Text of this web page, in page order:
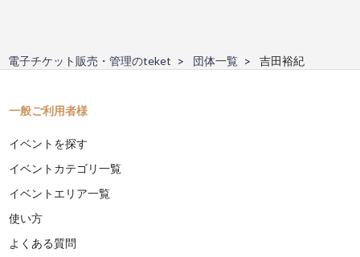
電子チケット販売・管理のteket 団体一覧 吉田裕紀
一般ご利用者様
イベントを探す
イベントカテゴリ一覧
イベントエリア一覧
使い方
よくある質問